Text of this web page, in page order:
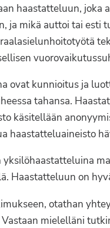
haastatteluun, joka
ja mikä auttoi tai
ovat kunnioitus ja
tahansa.
käsitellään
haastatteluaineisto
Haastatteluun on
otathan
mielelläni